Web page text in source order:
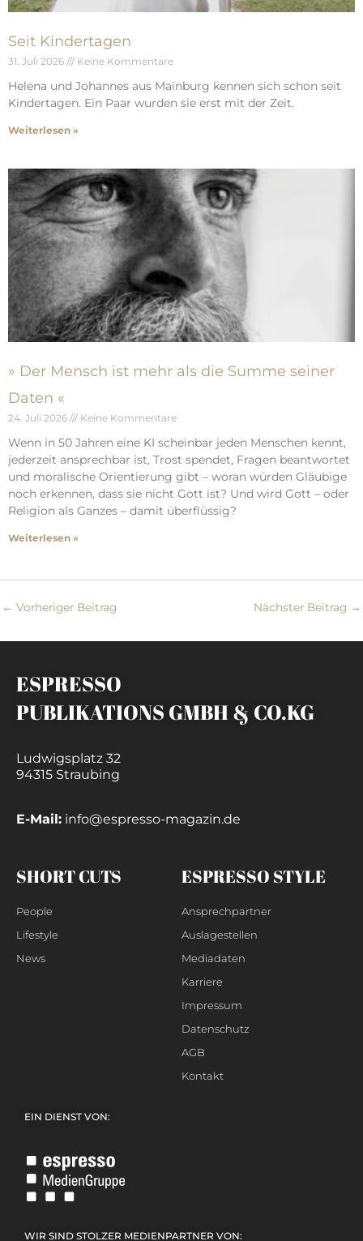
Seit Kindertagen
31. Juli 2026 Keine Kommentare
Helena und Johannes aus Mainburg kennen sich schon seit
Kindertagen. Ein Paar wurden sie erst mit der Zeit.
Weiterlesen »
» Der Mensch ist mehr als die Summe seiner
Daten «
24. Juli 2026 Keine Kommentare
Wenn in 50 Jahren eine KI scheinbar jeden Menschen kennt,
jederzeit ansprechbar ist, Trost spendet, Fragen beantwortet
und moralische Orientierung gibt – woran würden Gläubige
noch erkennen, dass sie nicht Gott ist? Und wird Gott – oder
Religion als Ganzes – damit überflüssig?
Weiterlesen »
← Vorheriger Beitrag Nächster Beitrag →
ESPRESSO
PUBLIKATIONS GMBH & CO.KG
Ludwigsplatz 32
94315 Straubing
E-Mail: info@espresso-magazin.de
SHORT CUTS
People
Lifestyle
News
ESPRESSO STYLE
Ansprechpartner
Auslagestellen
Mediadaten
Karriere
Impressum
Datenschutz
AGB
Kontakt
EIN DIENST VON:
WIR SIND STOLZER MEDIENPARTNER VON: